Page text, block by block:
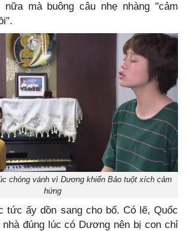
nữa mà buông câu nhẹ nhàng "cảm
chóng vánh vì Dương khiến Bảo tuột xích cảm
hứng
tức ấy dồn sang cho bố. Có lẽ, Quốc
nhà đúng lúc có Dương nên bị con chỉ